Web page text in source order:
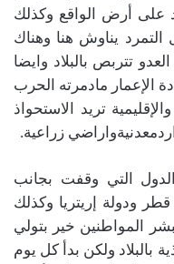
على أرض الواقع وكذلك
التمرد يناوش هنا وهناك
تتربص بالبلاد وايضا
الإعمار مادمرته الحرب
تريد الاستحواذ
زراعية.
التي وقفت بجانب
ودولة إريتريا وكذلك
المواطنين خير بتولي
بالبلاد ولكن بدأ كل يوم